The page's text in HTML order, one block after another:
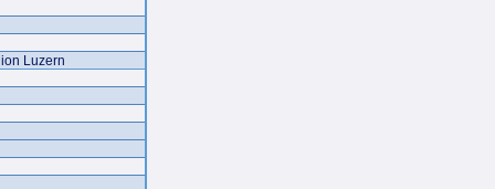
Luzern